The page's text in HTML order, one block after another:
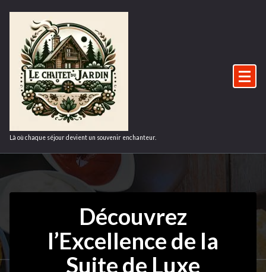
contenu
Là où chaque séjour devient un souvenir enchanteur.
Découvrez
l’Excellence de la
Suite de Luxe